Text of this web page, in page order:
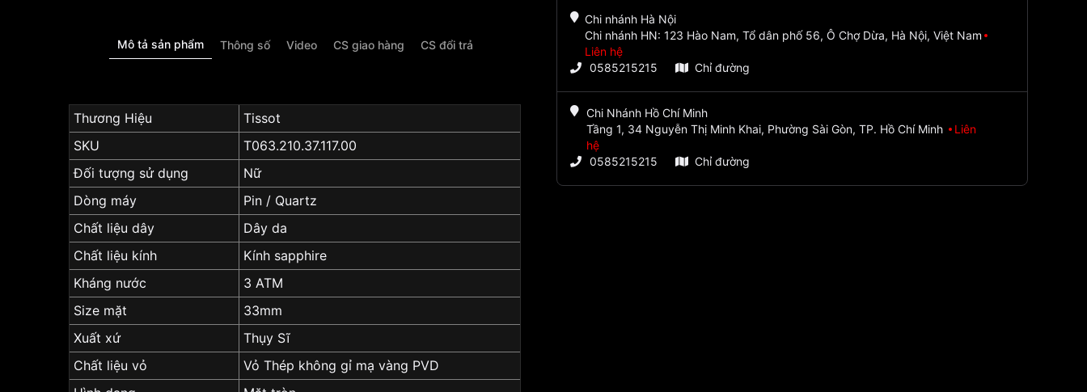
Mô tả sản phẩm Thông số Video CS giao hàng CS đổi trả
Thương Hiệu
Tissot
SKU
T063.210.37.117.00
Đối tượng sử dụng
Nữ
Dòng máy
Pin / Quartz
Chất liệu dây
Dây da
Chất liệu kính
Kính sapphire
Kháng nước
3 ATM
Size mặt
33mm
Xuất xứ
Thụy Sĩ
Chất liệu vỏ
Vỏ Thép không gỉ mạ vàng PVD
Chi nhánh Hà Nội
Chi nhánh HN: 123 Hào Nam, Tổ dân phố 56, Ô Chợ Dừa, Hà Nội, Việt Nam
Liên hệ
0585215215
Chỉ đường
Chi Nhánh Hồ Chí Minh
Tầng 1, 34 Nguyễn Thị Minh Khai, Phường Sài Gòn, TP. Hồ Chí Minh
Liên
hệ
0585215215
Chỉ đường